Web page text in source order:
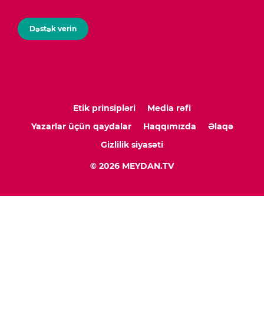
Dəstək verin
Etik prinsipləri
Media rəfi
Yazarlar üçün qaydalar
Haqqımızda
Əlaqə
Gizlilik siyasəti
© 2026 MEYDAN.TV